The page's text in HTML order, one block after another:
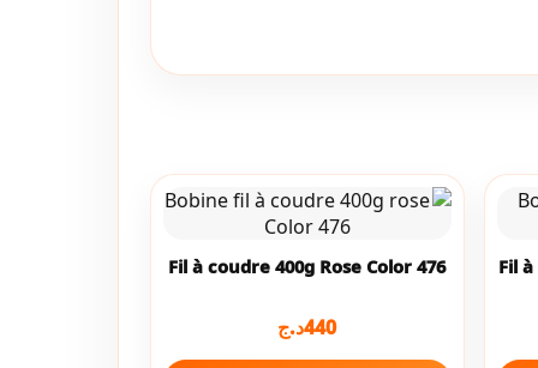
Fil
Fil à coudre 400g Rose Color 476
440د.ج